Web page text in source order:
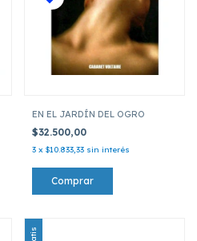
EN EL JARDÍN DEL OGRO
$32.500,00
3 x $10.833,33 sin interés